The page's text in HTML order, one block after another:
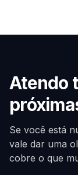
Atendo
Se você está
vale dar uma
cobre o que